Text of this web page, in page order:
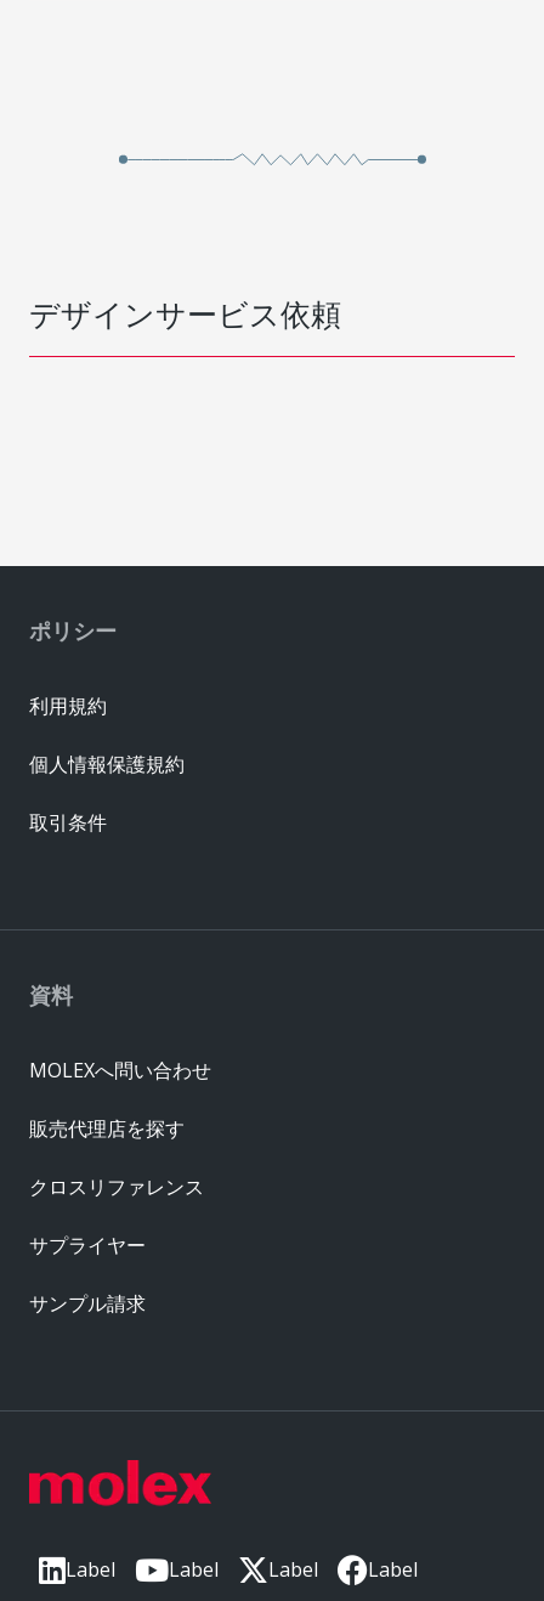
デザインサービス依頼
Label Label Label Label
資料
MOLEXへ問い合わせ
販売代理店を探す
クロスリファレンス
サプライヤー
サンプル請求
ポリシー
利用規約
個人情報保護規約
取引条件